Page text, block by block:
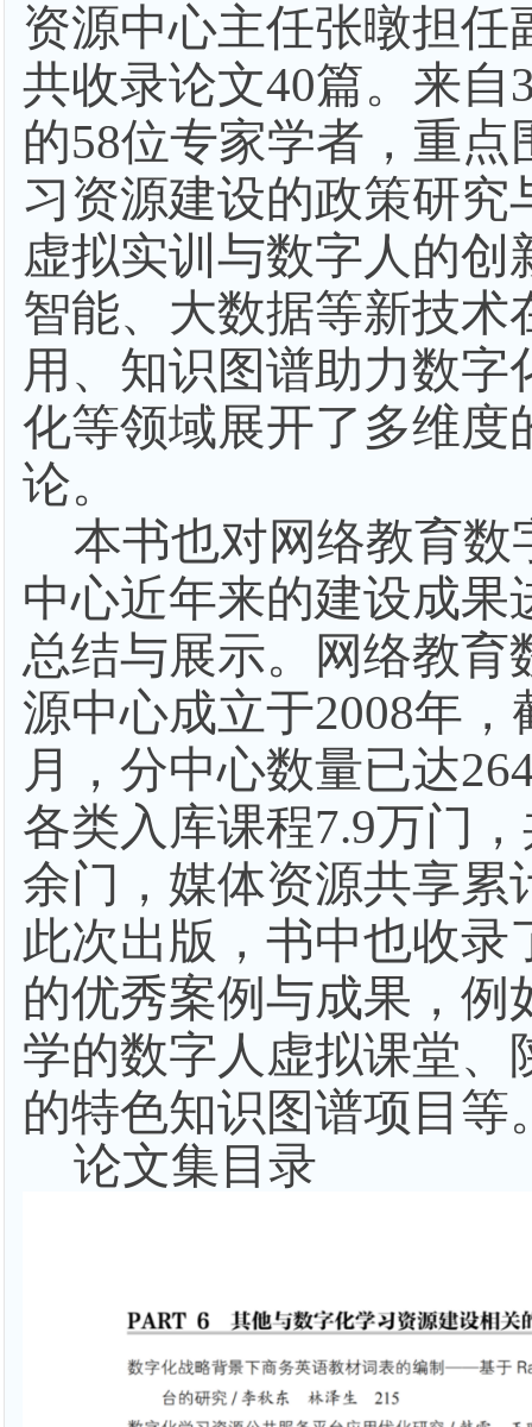
资源中心主任张暾担任
共收录论文40篇。来自
的58位专家学者，重点
习资源建设的政策研究
虚拟实训与数字人的创
智能、大数据等新技术
用、知识图谱助力数字
化等领域展开了多维度
论。
本书也对网络教育数
中心近年来的建设成果
总结与展示。网络教育
源中心成立于2008年，
月，分中心数量已达
各类入库课程7.9万门
余门，媒体资源共享累
此次出版，书中也收录
的优秀案例与成果，例
学的数字人虚拟课堂、
的特色知识图谱项目等
论文集目录